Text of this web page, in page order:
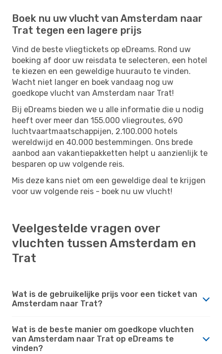
Boek nu uw vlucht van Amsterdam naar
Trat tegen een lagere prijs
Vind de beste vliegtickets op eDreams. Rond uw
boeking af door uw reisdata te selecteren, een hotel
te kiezen en een geweldige huurauto te vinden.
Wacht niet langer en boek vandaag nog uw
goedkope vlucht van Amsterdam naar Trat!
Bij eDreams bieden we u alle informatie die u nodig
heeft over meer dan 155.000 vliegroutes, 690
luchtvaartmaatschappijen, 2.100.000 hotels
wereldwijd en 40.000 bestemmingen. Ons brede
aanbod aan vakantiepakketten helpt u aanzienlijk te
besparen op uw volgende reis.
Mis deze kans niet om een ​​geweldige deal te krijgen
voor uw volgende reis - boek nu uw vlucht!
Veelgestelde vragen over
vluchten tussen Amsterdam en
Trat
Wat is de gebruikelijke prijs voor een ticket van
Amsterdam naar Trat?
Wat is de beste manier om goedkope vluchten
van Amsterdam naar Trat op eDreams te
vinden?